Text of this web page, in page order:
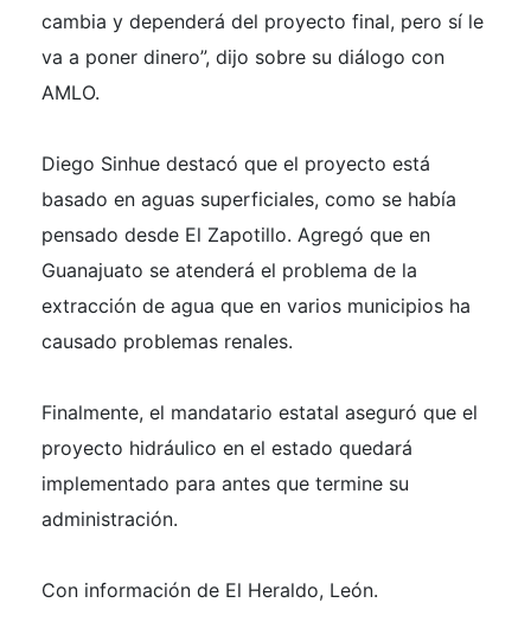
cambia y dependerá del proyecto final, pero sí le
va a poner dinero”, dijo sobre su diálogo con
AMLO.
Diego Sinhue destacó que el proyecto está
basado en aguas superficiales, como se había
pensado desde El Zapotillo. Agregó que en
Guanajuato se atenderá el problema de la
extracción de agua que en varios municipios ha
causado problemas renales.
Finalmente, el mandatario estatal aseguró que el
proyecto hidráulico en el estado quedará
implementado para antes que termine su
administración.
Con información de El Heraldo, León.